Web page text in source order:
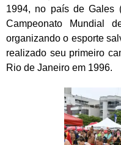
1994, no país de Gales
Campeonato Mundial
organizando o esporte
realizado seu primeiro
Rio de Janeiro em 1996.